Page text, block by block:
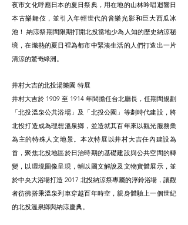
夜市文化呼應日本的夏日祭典，用在地的山林吟唱迴響日
本古樂舞伎，並引入年輕世代的音樂光影和巨大西瓜冰
池！ 納涼祭期間限期打開北投當地少為人知的歷史納涼秘
境，在熾熱的夏日裡為都市中緊湊生活的人們打造出一片
清涼的驚奇綠洲。
井村大吉的北投湯樂園 特展
井村大吉於 1909 至 1914 年間擔任台北廳長，任期間規劃
「北投溫泉公共浴場」及「北投公園」等劃時代建設，將
北投打造成為理想溫泉鄉，並造就其百年來以觀光服務業
為主的特殊人文地景。本次特展以井村大吉任內建設為
首，聚焦北投地區於日治時期的基礎建設與公共空間的轉
變，以環境圖像呈現，輔以圖文解說及文物實體展示，並
於中央大浴場打造 2017 北投納涼祭專屬的浮鈴浴場，讓觀
者彷彿搭乘溫泉列車穿越百年時空，親身體驗上一個世紀
的北投溫泉鄉與納涼慶典。